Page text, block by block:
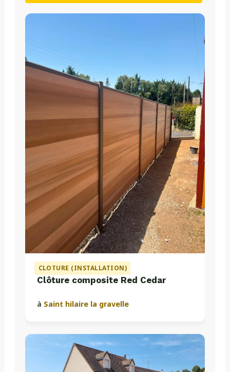
CLOTURE (INSTALLATION)
Clôture composite Red Cedar
à Saint hilaire la gravelle